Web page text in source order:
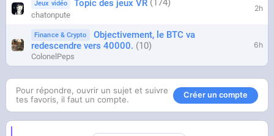
Jeux vidéo Topic des jeux VR 174
chatonpute
2h
Finance & Crypto
Objectivement, le BTC va
redescendre vers 40000.
10
ColonelPeps
6h
Pour répondre, ouvrir un sujet et suivre
tes favoris, il faut un compte.
Créer un compte